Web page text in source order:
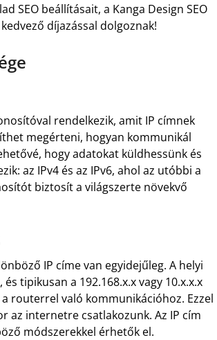
SEO beállításait, a Kanga Design SEO
díjazással dolgoznak!
rendelkezik, amit IP címnek
megérteni, hogyan kommunikál
hogy adatokat küldhessünk és
az IPv4 és az IPv6, ahol az utóbbi a
biztosít a világszerte növekvő
IP címe van egyidejűleg. A helyi
tipikusan a 192.168.x.x vagy 10.x.x.x
routerrel való kommunikációhoz. Ezzel
az internetre csatlakozunk. Az IP cím
módszerekkel érhetők el.